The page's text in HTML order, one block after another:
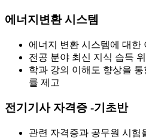
에너지변환 시스템
에너지 변환 시스템에 대한
전공 분야 최신 지식 습득
학과 강의 이해도 향상을
률 제고
전기기사 자격증 -기초반
관련 자격증과 공무원 시험